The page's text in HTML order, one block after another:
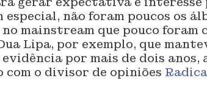
especial, não foram poucos os
mainstream que pouco foram
Lipa, por exemplo, que
por mais de dois anos,
com o divisor de opiniões